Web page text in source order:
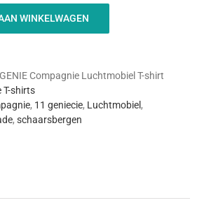
WINKELWAGEN
Compagnie Luchtmobiel T-shirt
T-shirts
, 11 geniecie, Luchtmobiel ,
, schaarsbergen